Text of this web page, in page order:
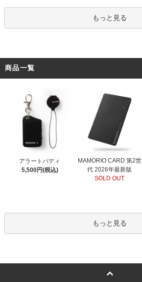
もっと見る
商品一覧
アラートバディ
5,500円(税込)
MAMORIO CARD 第2世
代 2026年最新版
SOLD OUT
もっと見る